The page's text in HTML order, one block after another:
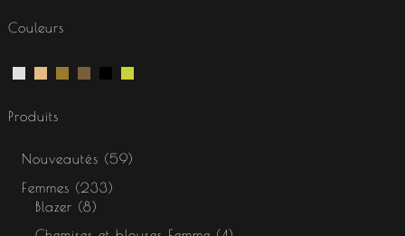
Couleurs
Produits
Nouveautés
59
Femmes
233
Blazer
8